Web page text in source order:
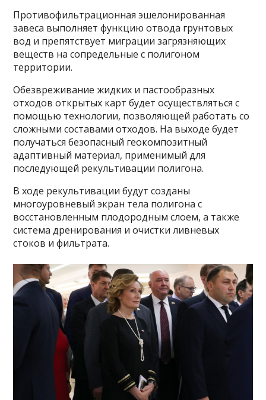
Противофильтрационная эшелонированная
завеса выполняет функцию отвода грунтовых
вод и препятствует миграции загрязняющих
веществ на сопредельные с полигоном
территории.
Обезвреживание жидких и пастообразных
отходов открытых карт будет осуществляться с
помощью технологии, позволяющей работать со
сложными составами отходов. На выходе будет
получаться безопасный геокомпозитный
адаптивный материал, применимый для
последующей рекультивации полигона.
В ходе рекультивации будут созданы
многоуровневый экран тела полигона с
восстановленным плодородным слоем, а также
система дренирования и очистки ливневых
стоков и фильтрата.